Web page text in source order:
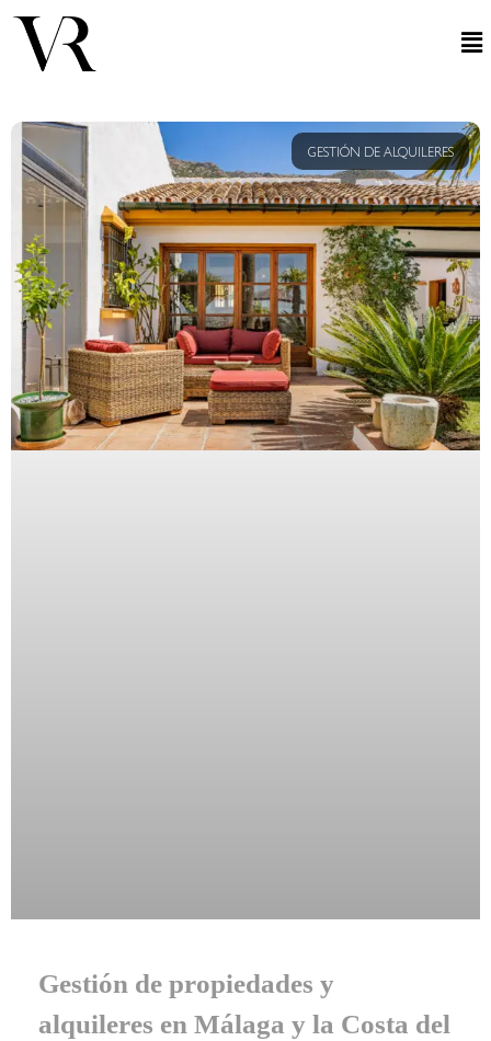
GESTIÓN DE ALQUILERES
Gestión de propiedades y
alquileres en Málaga y la Costa del